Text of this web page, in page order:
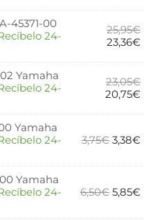
45371-00
24-
25,95€
23,36€
Yamaha
24-
23,05€
20,75€
Yamaha
24-
3,75€ 3,38€
Yamaha
24-
6,50€ 5,85€